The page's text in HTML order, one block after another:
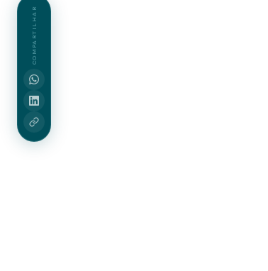
COMPARTILHAR